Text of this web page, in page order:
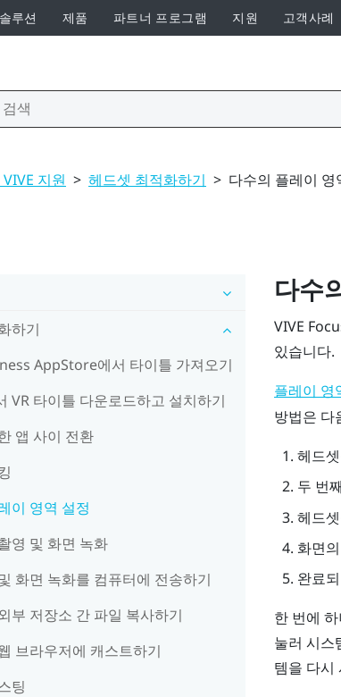
솔루션 제품 파트너 프로그램 지원 고객사례
지원 > 헤드셋 최적화하기 > 다수의 플레이 영
하기
AppStore에서 타이틀 가져오기
VR 타이틀 다운로드하고 설치하기
앱 사이 전환
이 영역 설정
영 및 화면 녹화
화면 녹화를 컴퓨터에 전송하기
부 저장소 간 파일 복사하기
브라우저에 캐스트하기
팅
다수
VIVE
있습니다.
플레이 영
방법은 다
헤드
두 번
헤드
화면
완료
한 번에
눌러 시스
템을 다시